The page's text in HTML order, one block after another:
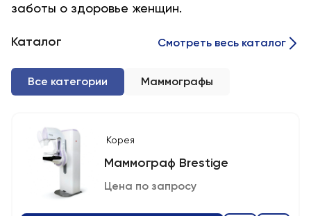
заботы о здоровье женщин.
Каталог Смотреть весь каталог
Все категории Маммографы
Корея
Маммограф Brestige
Цена по запросу